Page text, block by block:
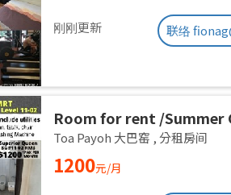
刚刚更新 联络
Room for rent /Summer
room/1 pax/Available
Toa Payoh 大巴窑 ,分租房间
1200元/月